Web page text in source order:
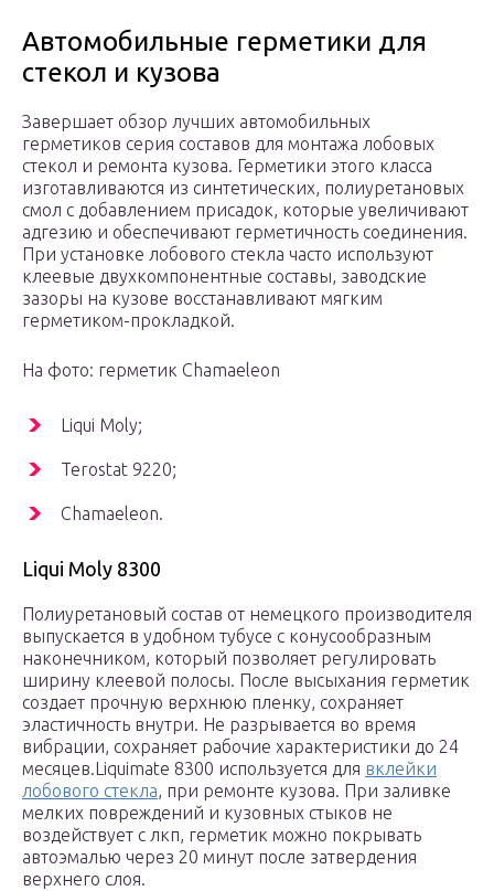
Автомобильные герметики для
стекол и кузова
Завершает обзор лучших автомобильных
герметиков серия составов для монтажа лобовых
стекол и ремонта кузова. Герметики этого класса
изготавливаются из синтетических, полиуретановых
смол с добавлением присадок, которые увеличивают
адгезию и обеспечивают герметичность соединения.
При установке лобового стекла часто используют
клеевые двухкомпонентные составы, заводские
зазоры на кузове восстанавливают мягким
герметиком-прокладкой.
На фото: герметик Chamaeleon
Liqui Moly;
Terostat 9220;
Chamaeleon.
Liqui Moly 8300
Полиуретановый состав от немецкого производителя
выпускается в удобном тубусе с конусообразным
наконечником, который позволяет регулировать
ширину клеевой полосы. После высыхания герметик
создает прочную верхнюю пленку, сохраняет
эластичность внутри. Не разрывается во время
вибрации, сохраняет рабочие характеристики до 24
месяцев.Liquimate 8300 используется для вклейки
лобового стекла, при ремонте кузова. При заливке
мелких повреждений и кузовных стыков не
воздействует с лкп, герметик можно покрывать
автоэмалью через 20 минут после затвердения
верхнего слоя.